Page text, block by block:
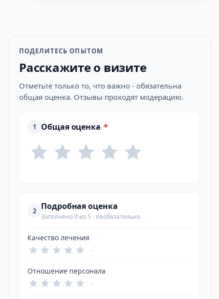
ПОДЕЛИТЕСЬ ОПЫТОМ
Расскажите о визите
Отметьте только то, что важно - обязательна
общая оценка. Отзывы проходят модерацию.
1 Общая оценка *
2 Подробная оценка
Заполнено 0 из 5 - необязательно
Качество лечения
-
Отношение персонала
-